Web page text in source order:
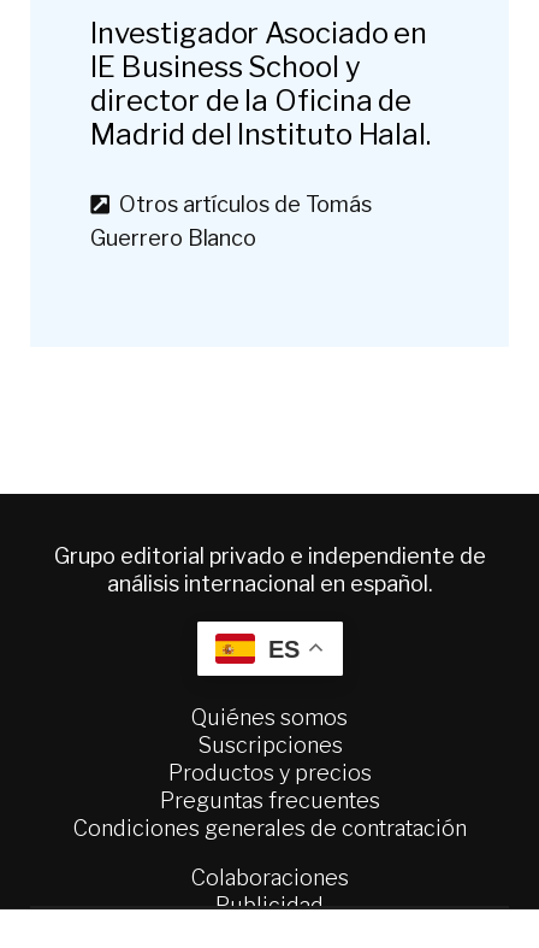
Investigador Asociado en
IE Business School y
director de la Oficina de
Madrid del Instituto Halal.
Otros artículos de Tomás
Guerrero Blanco
Grupo editorial privado e independiente de
análisis internacional en español.
ES
Quiénes somos
Suscripciones
Productos y precios
Preguntas frecuentes
Condiciones generales de contratación
Colaboraciones
Publicidad